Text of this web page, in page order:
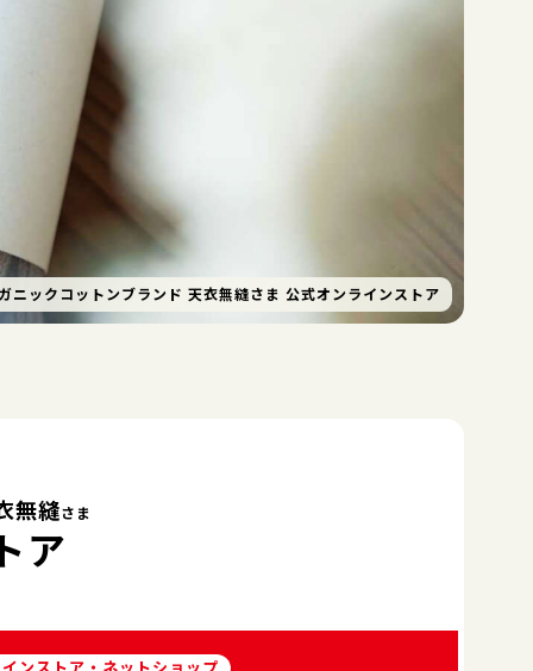
ニックコットンブランド 天衣無縫さま 公式オンラインストア
無縫さま
ア